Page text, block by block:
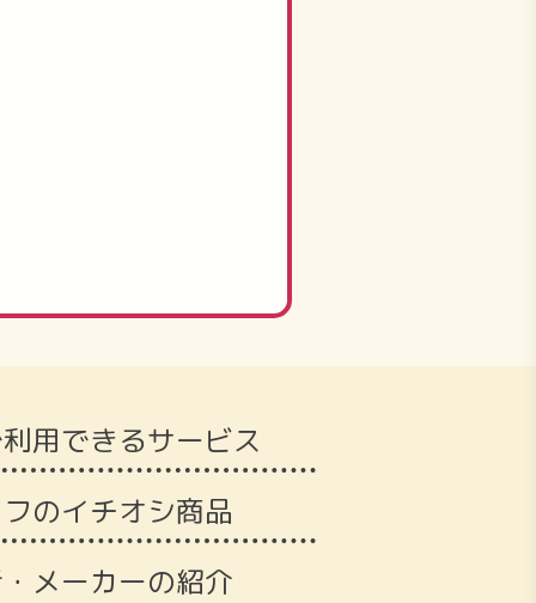
用できるサービス
のイチオシ商品
メーカーの紹介